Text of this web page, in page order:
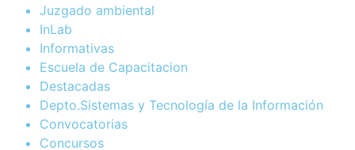
Juzgado ambiental
InLab
Informativas
Escuela de Capacitacion
Destacadas
Depto.Sistemas y Tecnología de la Información
Convocatorias
Concursos